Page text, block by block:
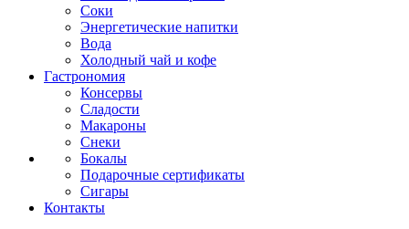
Соки
Энергетические напитки
Вода
Холодный чай и кофе
Гастрономия
Консервы
Сладости
Макароны
Снеки
Бокалы
Подарочные сертификаты
Сигары
Контакты